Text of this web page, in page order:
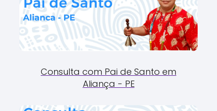
Consulta com Pai de Santo em
Aliança - PE